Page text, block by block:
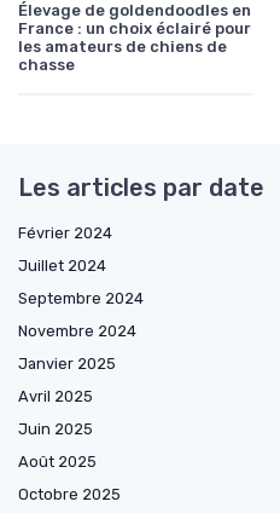
Élevage de goldendoodles en
France : un choix éclairé pour
les amateurs de chiens de
chasse
Les articles par date
Février 2024
Juillet 2024
Septembre 2024
Novembre 2024
Janvier 2025
Avril 2025
Juin 2025
Août 2025
Octobre 2025